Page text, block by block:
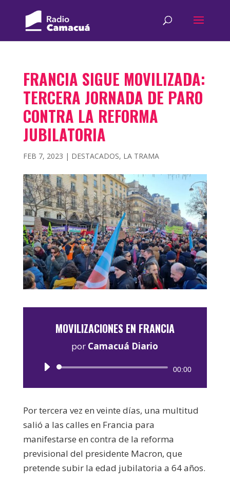
FRANCIA SIGUE MOVILIZADA:
TERCERA JORNADA DE PARO
CONTRA LA REFORMA
JUBILATORIA
FEB 7, 2023 | DESTACADOS, LA TRAMA
MOVILIZACIONES EN FRANCIA
por Camacuá Diario
Reproductor
00:00
Por tercera vez en veinte días, una multitud
salió a las calles en Francia para
manifestarse en contra de la reforma
previsional del presidente Macron, que
pretende subir la edad jubilatoria a 64 años.